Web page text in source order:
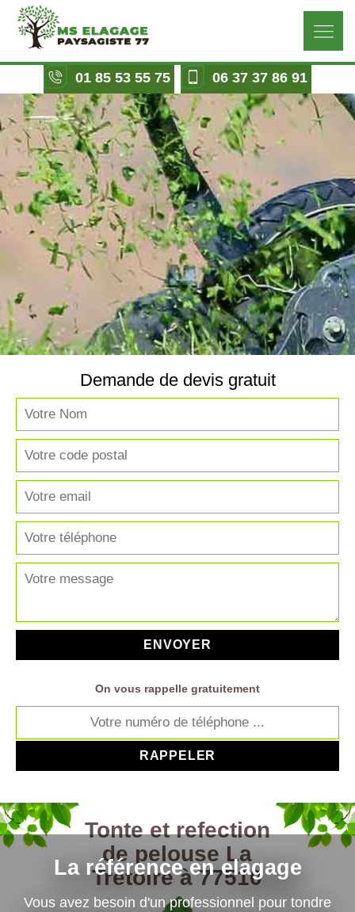
01 85 53 55 75 06 37 37 86 91
La référence en elagage
Vous avez besoin d'un professionnel pour tondre
Demande de devis gratuit
On vous rappelle gratuitement
Tonte et refection
de pelouse La
Tretoire à 77510